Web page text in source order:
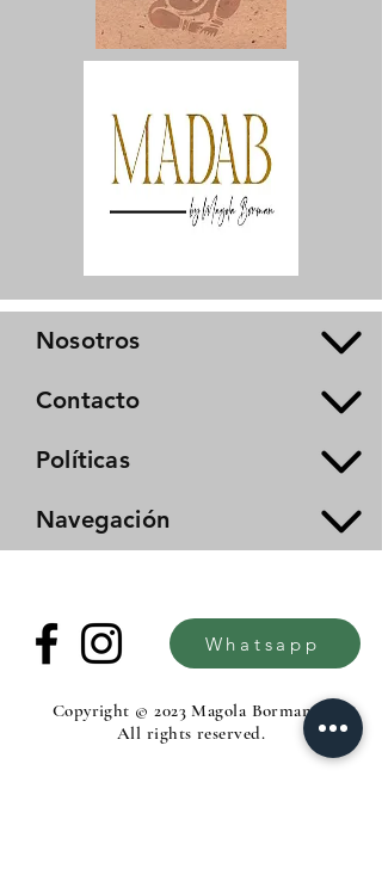
Nosotros
Contacto
Políticas
Navegación
Whatsapp
Copyright © 2023 Magola Borman®.
All rights reserved.